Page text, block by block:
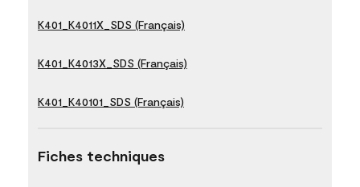
K401_K4011X_SDS (Français)
K401_K4013X_SDS (Français)
K401_K40101_SDS (Français)
Fiches techniques